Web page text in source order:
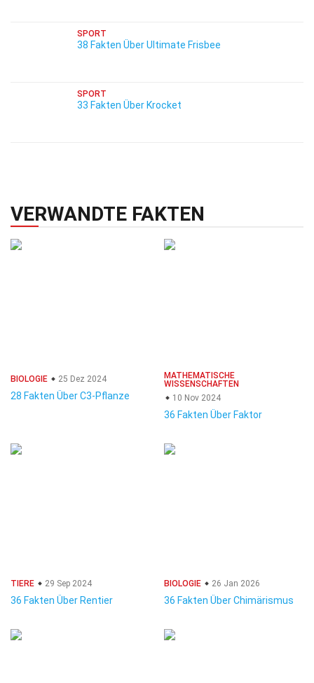
SPORT
38 Fakten Über Ultimate Frisbee
SPORT
33 Fakten Über Krocket
VERWANDTE FAKTEN
BIOLOGIE 25 Dez 2024
28 Fakten Über C3-Pflanze
MATHEMATISCHE
WISSENSCHAFTEN
10 Nov 2024
36 Fakten Über Faktor
TIERE 29 Sep 2024
36 Fakten Über Rentier
BIOLOGIE 26 Jan 2026
36 Fakten Über Chimärismus